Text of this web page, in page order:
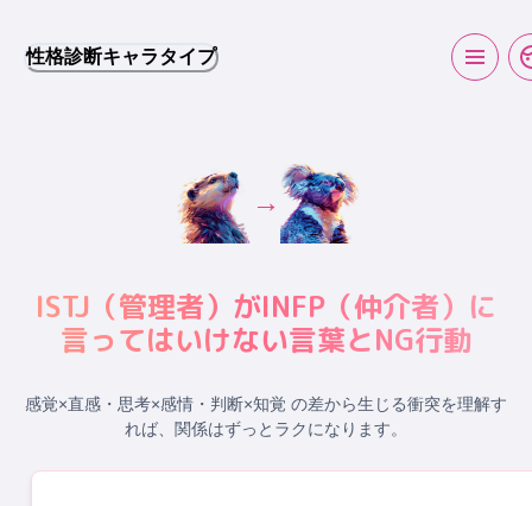
性格診断キャラタイプ
→
ISTJ （管理者）がINFP （仲介者）に
言ってはいけない言葉とNG行動
感覚×直感・思考×感情・判断×知覚 の差から生じる衝突を理解す
れば、関係はずっとラクになります。